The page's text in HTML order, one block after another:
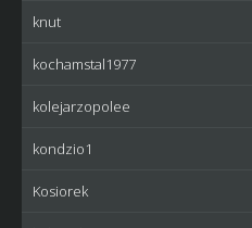
knut
kochamstal1977
kolejarzopolee
kondzio1
Kosiorek